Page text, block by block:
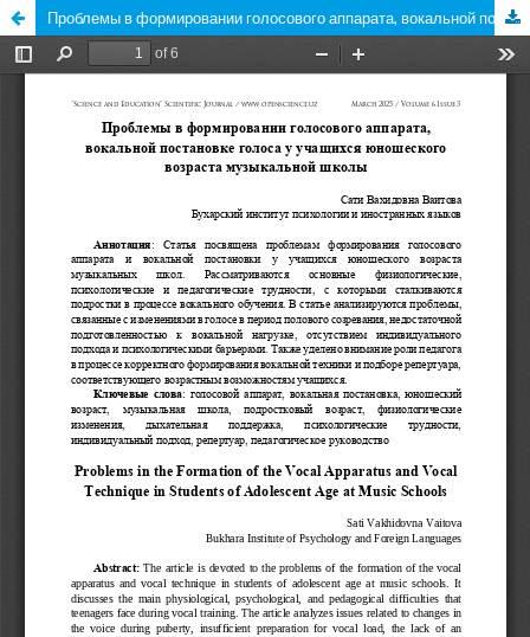
Проблемы в формировании голосового аппарата, вокальной постановке голоса у учащихся юношеского возраста музыкальной школы